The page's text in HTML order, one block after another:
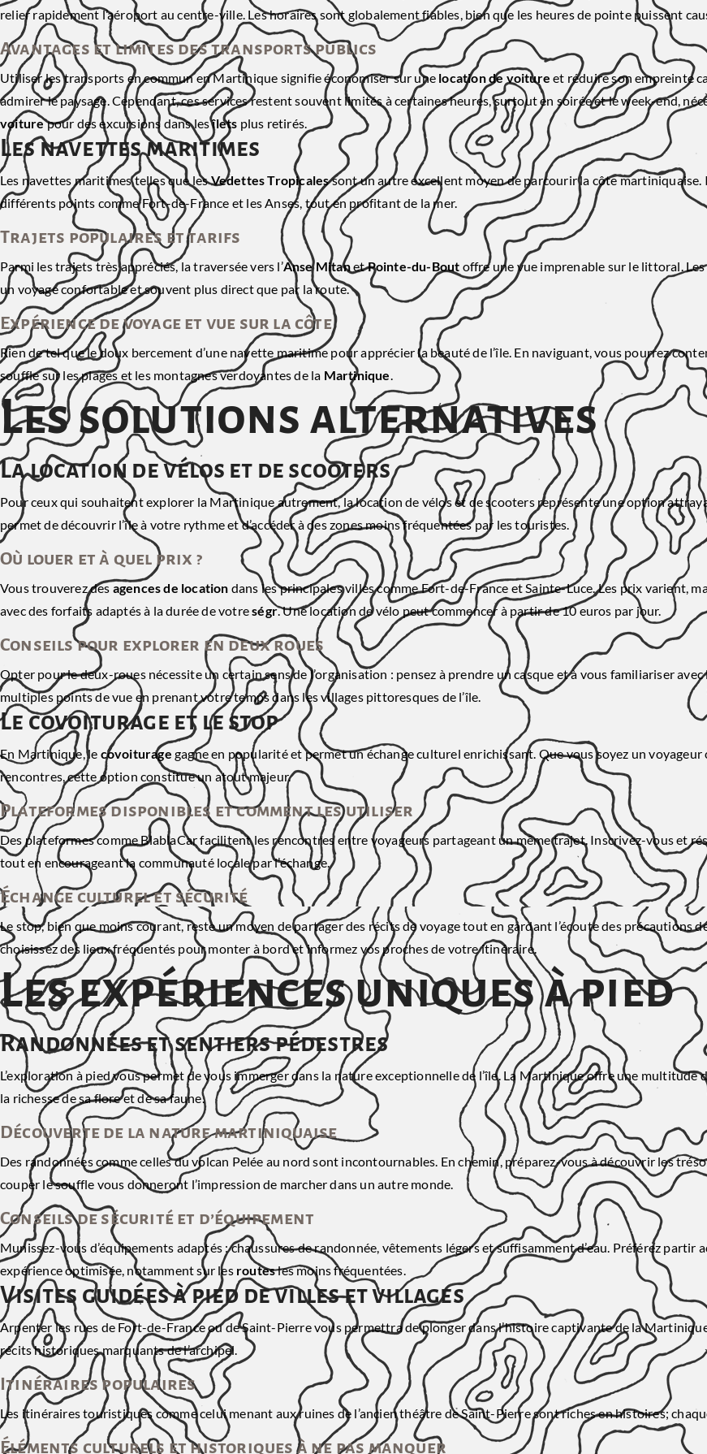
relier rapidement l’aéroport au centre-ville. Les horaires sont globalement fiables, bien que les heures de pointe puissent
Avantages et limites des transports publics
Utiliser les transports en commun en Martinique signifie économiser sur une location de voiture et réduire son empreinte
admirer le paysage. Cependant, ces services restent souvent limités à certaines heures, surtout en soirée et le week-end,
voiturepour des excursions dans lesîlets plus retirés.
Les navettes maritimes
Les navettes maritimes telles que lesVedettes Tropicalessont un autre excellent moyen de parcourir la côte martiniquaise.
différents points comme Fort-de-France et les Anses, tout en profitant de la mer.
Trajets populaires et tarifs
Parmi les trajets très appréciés, la traversée vers l’Anse MitanetPointe-du-Bout offre une vue imprenable sur le littoral.
un voyage confortable et souvent plus direct que par la route.
Expérience de voyage et vue sur la côte
Rien de tel que le doux bercement d’une navette maritime pour apprécier la beauté de l’île. En naviguant, vous pourrez
souffle sur les plages et les montagnes verdoyantes de la Martinique
Les solutions alternatives
La location de vélos et de scooters
Pour ceux qui souhaitent explorer la Martinique autrement, la location de vélos et de scooters représente une option
permet de découvrir l’île à votre rythme et d’accéder à des zones moins fréquentées par les touristes.
Où louer et à quel prix ?
Vous trouverez desagences de location dans les principales villes comme Fort-de-France et Sainte-Luce. Les prix varient,
avec des forfaits adaptés à la durée de votreségr. Une location de vélo peut commencer à partir de 10 euros par jour.
Conseils pour explorer en deux roues
Opter pour le deux-roues nécessite un certain sens de l’organisation : pensez à prendre un casque et à vous familiariser
multiples points de vue en prenant votre temps dans les villages pittoresques de l’île.
Le covoiturage et le stop
En Martinique, le covoiturage gagne en popularité et permet un échange culturel enrichissant. Que vous soyez un
rencontres, cette option constitue un atout majeur.
Plateformes disponibles et comment les utiliser
Des plateformes comme BlablaCar facilitent les rencontres entre voyageurs partageant un même trajet. Inscrivez-vous et
tout en encourageant la communauté locale par l’échange.
Échange culturel et sécurité
Le stop, bien que moins courant, reste un moyen de partager des récits de voyage tout en gardant l’écoute des précautions
choisissez des lieux fréquentés pour monter à bord et informez vos proches de votre itinéraire.
Les expériences uniques à pied
Randonnées et sentiers pédestres
L’exploration à pied vous permet de vous immerger dans la nature exceptionnelle de l’île. La Martinique offre une multitude
la richesse de sa flore et de sa faune.
Découverte de la nature martiniquaise
Des randonnées comme celles du volcan Pelée au nord sont incontournables. En chemin, préparez-vous à découvrir les
couper le souffle vous donneront l’impression de marcher dans un autre monde.
Conseils de sécurité et d’équipement
Munissez-vous d’équipements adaptés : chaussures de randonnée, vêtements légers et suffisamment d’eau. Préférez partir
expérience optimisée, notamment sur les routesles moins fréquentées.
Visites guidées à pied de villes et villages
Arpenter les rues de Fort-de-France ou de Saint-Pierre vous permettra de plonger dans l’histoire captivante de la
récits historiques marquants de l’archipel.
Itinéraires populaires
Les itinéraires touristiques comme celui menant aux ruines de l’ancien théâtre de Saint-Pierre sont riches en histoires;
Éléments culturels et historiques à ne pas manquer